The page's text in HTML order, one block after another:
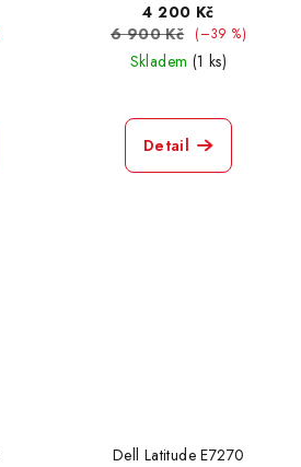
4 200 Kč
6 900 Kč
(–39 %)
Skladem (1 ks)
Detail
Dell Latitude E7270